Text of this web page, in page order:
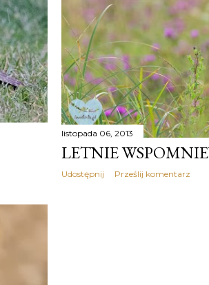
listopada 06, 2013
LETNIE
Udostępnij Prześlij komentarz